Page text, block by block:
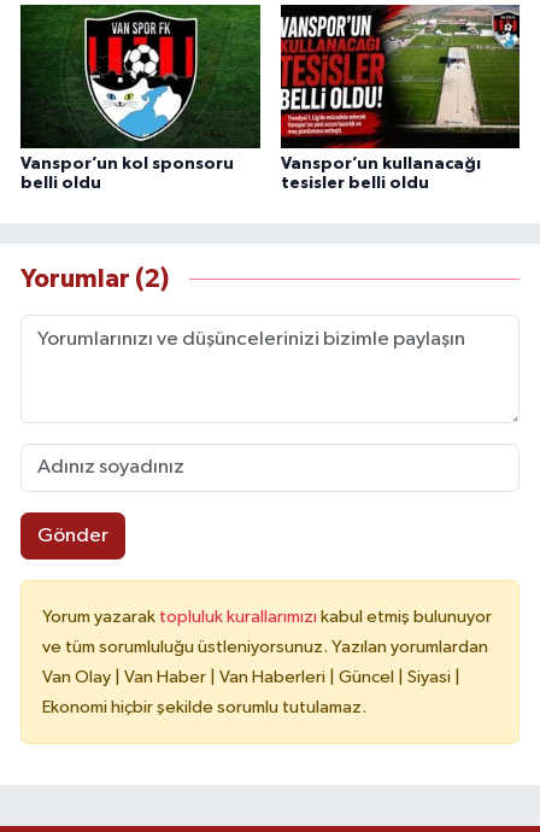
Vanspor’un kol sponsoru
belli oldu
Vanspor’un kullanacağı
tesisler belli oldu
Yorumlar (2)
Gönder
Yorum yazarak topluluk kurallarımızı kabul etmiş bulunuyor
ve tüm sorumluluğu üstleniyorsunuz. Yazılan yorumlardan
Van Olay | Van Haber | Van Haberleri | Güncel | Siyasi |
Ekonomi hiçbir şekilde sorumlu tutulamaz.